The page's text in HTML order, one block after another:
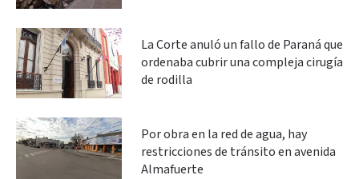
La Corte anuló un fallo de Paraná que
ordenaba cubrir una compleja cirugía
de rodilla
Por obra en la red de agua, hay
restricciones de tránsito en avenida
Almafuerte